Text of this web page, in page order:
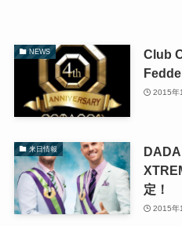
NEWS
Club
2015年
来日情報
DADA
定！
2015年